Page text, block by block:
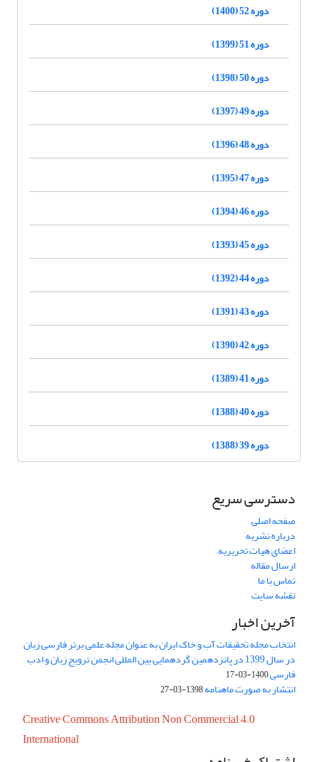
دوره 52 (1400)
دوره 51 (1399)
دوره 50 (1398)
دوره 49 (1397)
دوره 48 (1396)
دوره 47 (1395)
دوره 46 (1394)
دوره 45 (1393)
دوره 44 (1392)
دوره 43 (1391)
دوره 42 (1390)
دوره 41 (1389)
دوره 40 (1388)
دوره 39 (1388)
دسترسی سریع
صفحه اصلی
درباره نشریه
اعضای هیات تحریریه
ارسال مقاله
تماس با ما
نقشه سایت
آخرین اخبار
انتخاب مجله تحقیقات آب و خاک ایران به عنوان مجله علمی برتر فارسی زبان
در سال 1399 در پانزدهمین گردهمایی بین المللی انجمن ترویج زبان و ادب
فارسی1400-03-17
انتشار به صورت ماهنامه1398-03-27
Creative Commons Attribution Non Commercial 4.0
International